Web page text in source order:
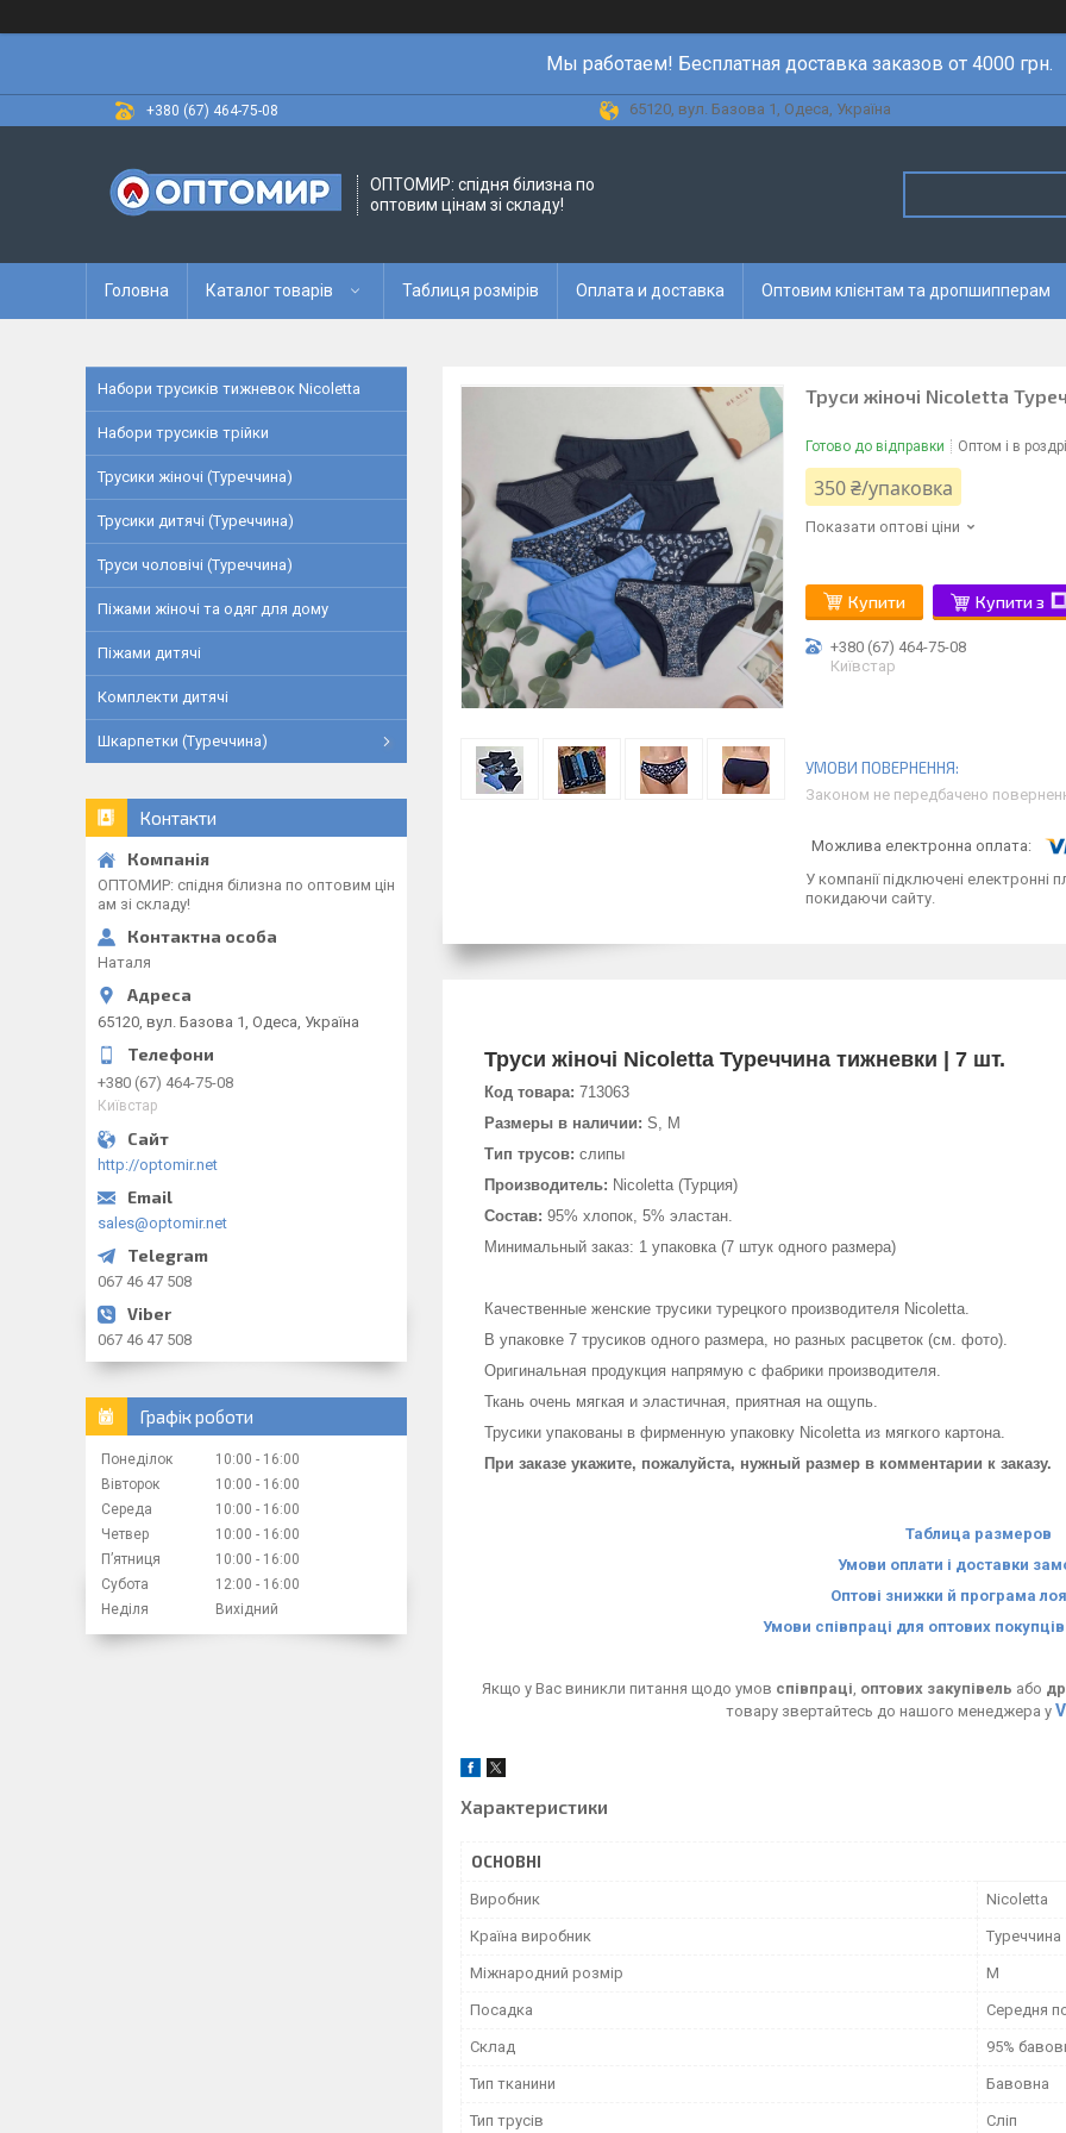
Мы работаем! Бесплатная доставка заказов от 4000 грн.
+380 (67) 464-75-08 65120, вул. Базова 1, Одеса, Україна
ОПТОМИР: спідня білизна по
оптовим цінам зі складу!
Головна Каталог товарів Таблиця розмірів Оплата и доставка Оптовим клієнтам та дропшипперам
Труси жіночі Nicoletta
Готово до відправки Оптом і в
350 ₴/упаковка
Показати оптові ціни
Купити Купити з
+380 (67) 464-75-08
Київстар
Законом не передбачено
У компанії підключені електронні
покидаючи сайту.
Труси жіночі Nicoletta Туреччина тижневки | 7 шт.
Код товара: 713063
Размеры в наличии: S, M
Тип трусов: слипы
Производитель: Nicoletta (Турция)
Состав: 95% хлопок, 5% эластан.
Минимальный заказ: 1 упаковка (7 штук одного размера)
Качественные женские трусики турецкого производителя Nicoletta.
В упаковке 7 трусиков одного размера, но разных расцветок (см. фото).
Оригинальная продукция напрямую с фабрики производителя.
Ткань очень мягкая и эластичная, приятная на ощупь.
Трусики упакованы в фирменную упаковку Nicoletta из мягкого картона.
При заказе укажите, пожалуйста, нужный размер в комментарии к заказу.
Таблица размеров
Умови оплати і доставки
Оптові знижки й програма
Умови співпраці для оптових
Якщо у Вас виникли питання щодо умов співпраці оптових закупівель або
товару звертайтесь до нашого менеджера у
Характеристики
ОСНОВНІ
Виробник Nicoletta
Країна виробник Туреччина
Міжнародний розмір M
Посадка Середня
Склад 95%
Тип тканини Бавовна
Тип трусів Сліп
Набори трусиків тижневок Nicoletta
Набори трусиків трійки
Трусики жіночі (Туреччина)
Трусики дитячі (Туреччина)
Труси чоловічі (Туреччина)
Піжами жіночі та одяг для дому
Піжами дитячі
Комплекти дитячі
Шкарпетки (Туреччина)
Контакти
ОПТОМИР: спідня білизна по оптовим цін
ам зі складу!
Наталя
65120, вул. Базова 1, Одеса, Україна
+380 (67) 464-75-08
Київстар
http://optomir.net
sales@optomir.net
067 46 47 508
067 46 47 508
Графік роботи
Понеділок 10:00
16:00
Вівторок
10:00
16:00
Середа
10:00
16:00
Четвер
10:00
16:00
Пʼятниця
10:00
16:00
Субота
12:00
16:00
Неділя
Вихідний